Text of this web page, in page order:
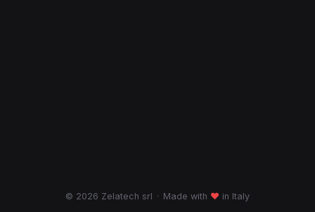
© 2026 Zelatech srl · Made with ♥ in Italy